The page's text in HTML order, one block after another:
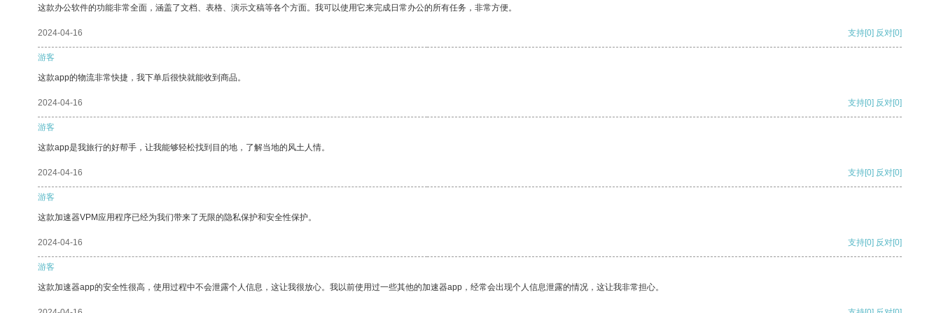
这款办公软件的功能非常全面，涵盖了文档、表格、演示文稿等各个方面。我可以使用它来完成日常办公的所有任务，非常方便。
2024-04-16 支持[0] 反对[0]
游客
这款app的物流非常快捷，我下单后很快就能收到商品。
2024-04-16 支持[0] 反对[0]
游客
这款app是我旅行的好帮手，让我能够轻松找到目的地，了解当地的风土人情。
2024-04-16 支持[0] 反对[0]
游客
这款加速器VPM应用程序已经为我们带来了无限的隐私保护和安全性保护。
2024-04-16 支持[0] 反对[0]
游客
这款加速器app的安全性很高，使用过程中不会泄露个人信息，这让我很放心。我以前使用过一些其他的加速器app，经常会出现个人信息泄露的情况，这让我非常担心。